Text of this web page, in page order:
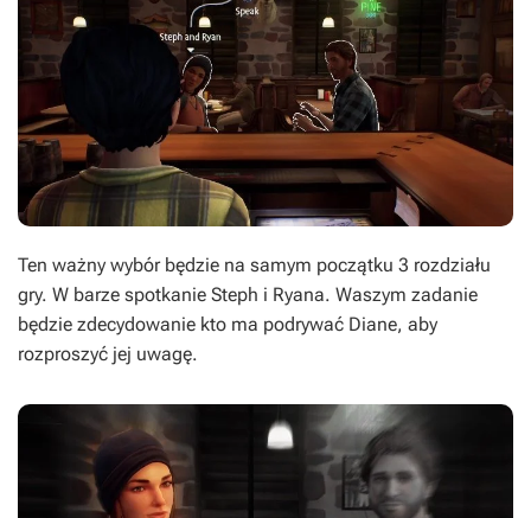
Ten ważny wybór będzie na samym początku 3 rozdziału
gry. W barze spotkanie Steph i Ryana. Waszym zadanie
będzie zdecydowanie kto ma podrywać Diane, aby
rozproszyć jej uwagę.